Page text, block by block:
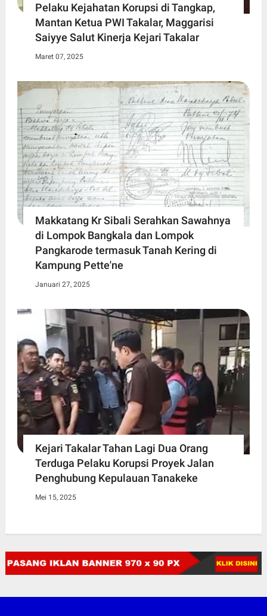
Pelaku Kejahatan Korupsi di Tangkap,
Mantan Ketua PWI Takalar, Maggarisi
Saiyye Salut Kinerja Kejari Takalar
Maret 07, 2025
Makkatang Kr Sibali Serahkan Sawahnya
di Lompok Bangkala dan Lompok
Pangkarode termasuk Tanah Kering di
Kampung Pette'ne
Januari 27, 2025
Kejari Takalar Tahan Lagi Dua Orang
Terduga Pelaku Korupsi Proyek Jalan
Penghubung Kepulauan Tanakeke
Mei 15, 2025